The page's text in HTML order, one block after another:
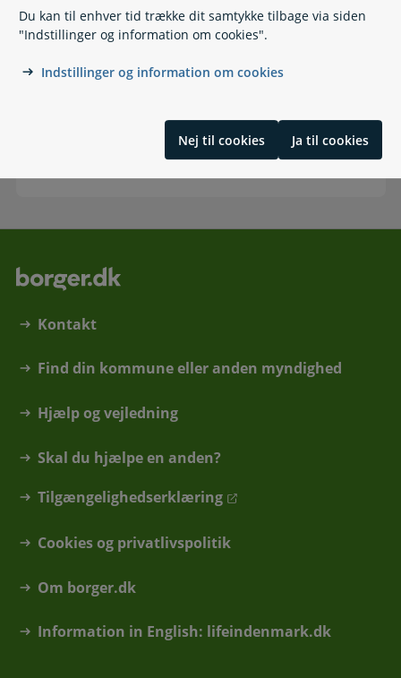
Du kan til enhver tid trække dit samtykke tilbage via siden
"Indstillinger og information om cookies".
Indstillinger og information om cookies
Nej til cookies Ja til cookies
Klag over tvangsbehandling
Klag over påbud om besøgsrestriktioner
Kontakt
Find din kommune eller anden myndighed
Hjælp og vejledning
Skal du hjælpe en anden?
Tilgængelighedserklæring
Cookies og privatlivspolitik
Om borger.dk
Information in English: lifeindenmark.dk